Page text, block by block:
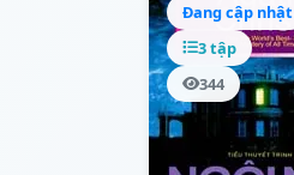
Đang cập nhật
3 tập
344